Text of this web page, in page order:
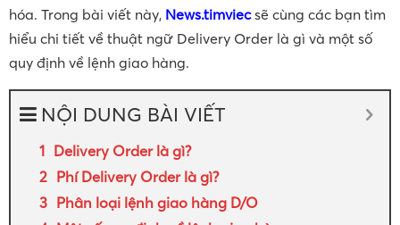
hóa. Trong bài viết này, News.timviecsẽ cùng các bạn tìm
hiểu chi tiết về thuật ngữ Delivery Order là gì và một số
quy định về lệnh giao hàng.
NỘI DUNG BÀI VIẾT
Delivery Order là gì?
Phí Delivery Order là gì?
Phân loại lệnh giao hàng D/O